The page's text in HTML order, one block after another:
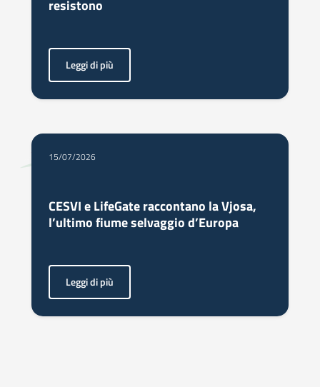
resistono
Leggi di più
<p>A loro è dedicato il Premio Bianca Pomeranzi. Le
15/07/2026
CESVI e LifeGate raccontano la Vjosa,
l’ultimo fiume selvaggio d’Europa
Leggi di più
<p>Nel sud dell’Albania, il fiume Vjosa attraversa